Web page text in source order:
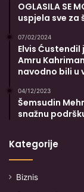
OGLASILA SE
uspjela sve za
07/02/2024
Elvis
Amru
navodno bili u
04/12/2023
Šemsudin
snažnu
Kategorije
Biznis